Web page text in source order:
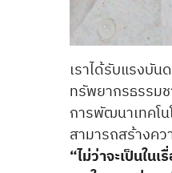
เราได้รับแรงบั
ทรัพยากรธรรม
การพัฒนาเทคโ
สามารถสร้างค
“ไม่ว่าจะเป็นใ